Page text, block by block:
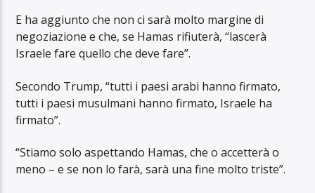
E ha aggiunto che non ci sarà molto margine di
negoziazione e che, se Hamas rifiuterà, “lascerà
Israele fare quello che deve fare”.
Secondo Trump, “tutti i paesi arabi hanno firmato,
tutti i paesi musulmani hanno firmato, Israele ha
firmato”.
“Stiamo solo aspettando Hamas, che o accetterà o
meno – e se non lo farà, sarà una fine molto triste”.